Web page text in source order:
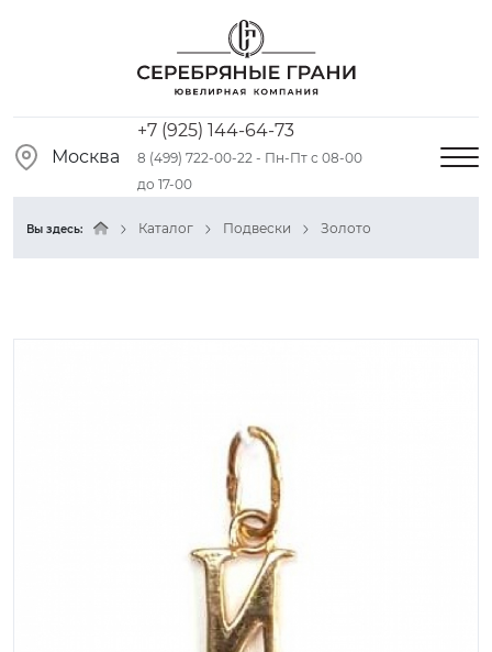
Москва
+7 (925) 144-64-73
8 (499) 722-00-22 - Пн-Пт с 08-00
до 17-00
Вы здесь: Каталог Подвески Золото